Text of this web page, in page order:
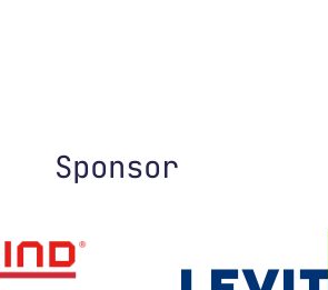
Sponsor